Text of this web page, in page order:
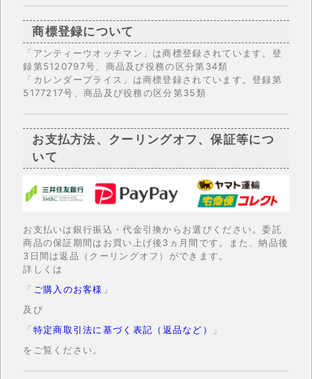
商標登録について
「アンティーウオッチマン」は商標登録されています。登
録第5120797号、商品及び役務の区分第34類
「カレンダープライス」は商標登録されています。登録第
5177217号、商品及び役務の区分第35類
お支払方法、クーリングオフ、保証等につ
いて
お支払いは銀行振込・代金引換からお選びください。委託
商品の保証期間はお買い上げ後3ヵ月間です。また、納品後
3日間は返品（クーリングオフ）ができます。
詳しくは
「 ご購入のお客様 」
及び
「特定商取引法に基づく表記（返品など）
」
をご覧ください。